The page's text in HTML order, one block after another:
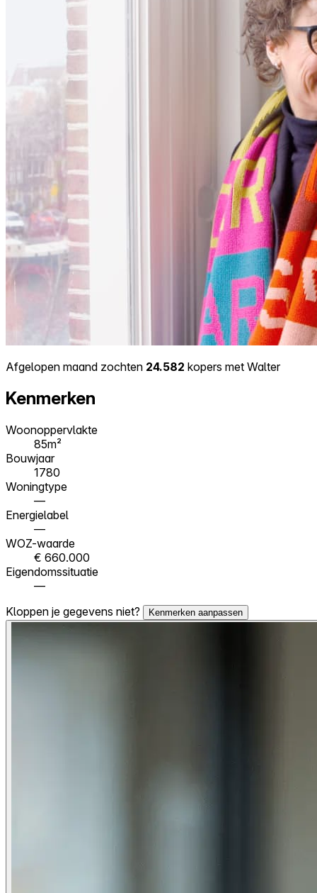
Afgelopen maand zochten 24.582 kopers met Walter
Kenmerken
Woonoppervlakte
85m²
Bouwjaar
1780
Woningtype
—
Energielabel
—
WOZ-waarde
€ 660.000
Eigendomssituatie
—
Kloppen je gegevens niet?
Kenmerken aanpassen